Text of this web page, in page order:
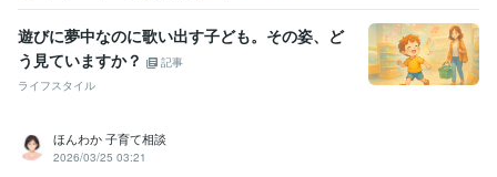
遊びに夢中なのに歌い出す子ども。その姿、ど
う見ていますか？
記事
ライフスタイル
ほんわか 子育て相談
2026/03/25 03:21